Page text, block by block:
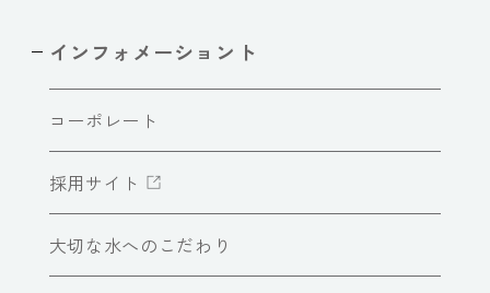
インフォメーショント
コーポレート
採用サイト
大切な水へのこだわり